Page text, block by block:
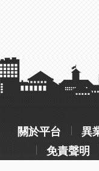
關於平台 異
免責聲明